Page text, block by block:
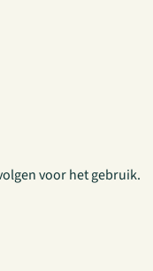
voor het gebruik.